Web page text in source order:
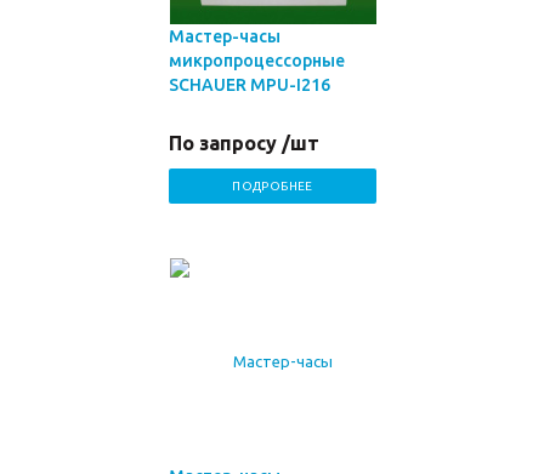
Мастер-часы
микропроцессорные
SCHAUER MPU-I216
По запросу /шт
ПОДРОБНЕЕ